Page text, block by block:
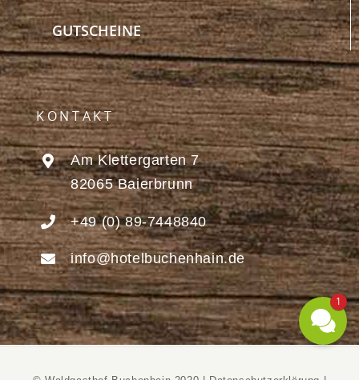
GUTSCHEINE
KONTAKT
Am Klettergarten 7
82065 Baierbrunn
+49 (0) 89-7448840
info@hotelbuchenhain.de
1